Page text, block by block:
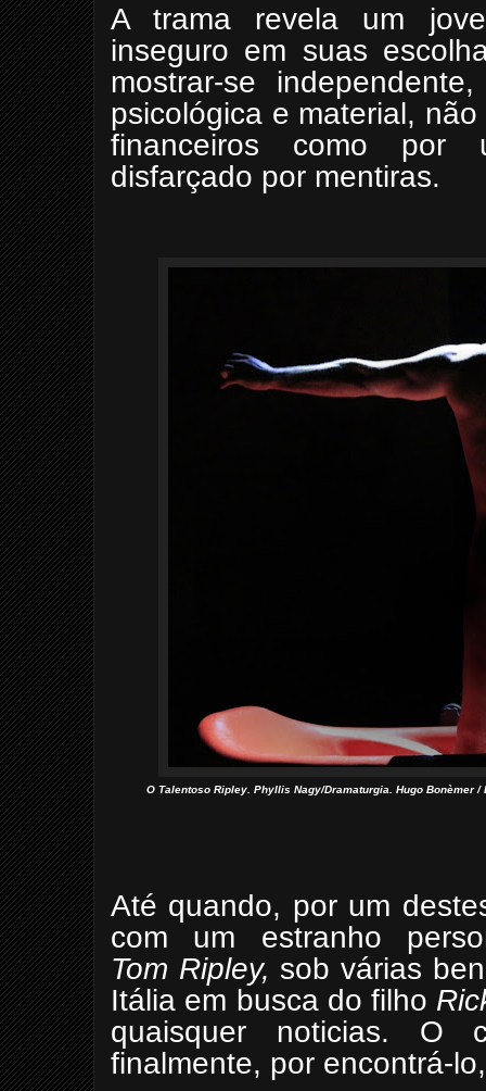
A trama revela um
inseguro em suas
mostrar-se
psicológica e material,
financeiros como por
disfarçado por mentiras.
O Talentoso Ripley. Phyllis Nagy/Dramaturgia. Hugo Bonèmer
Até quando, por um
com um estranho
Tom Ripley, sob várias
Itália em busca do filho
quaisquer noticias. O
finalmente, por encontrá-